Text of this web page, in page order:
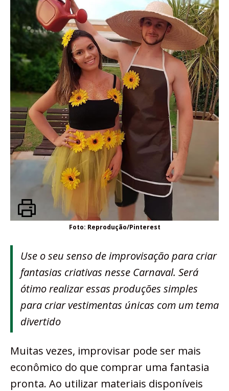
Foto: Reprodução/Pinterest
Use o seu senso de improvisação para criar
fantasias criativas nesse Carnaval. Será
ótimo realizar essas produções simples
para criar vestimentas únicas com um tema
divertido
Muitas vezes, improvisar pode ser mais
econômico do que comprar uma fantasia
pronta. Ao utilizar materiais disponíveis